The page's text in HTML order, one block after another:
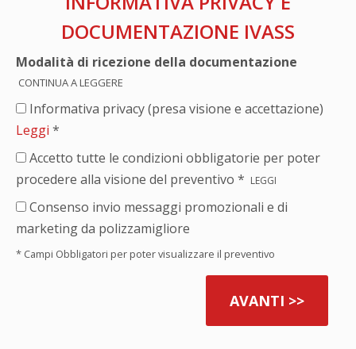
DOCUMENTAZIONE IVASS
Modalità di ricezione della documentazione
CONTINUA A LEGGERE
Informativa privacy (presa visione e accettazione)
Leggi *
Accetto tutte le condizioni obbligatorie per poter
procedere alla visione del preventivo * LEGGI
Consenso invio messaggi promozionali e di
marketing da polizzamigliore
* Campi Obbligatori per poter visualizzare il preventivo